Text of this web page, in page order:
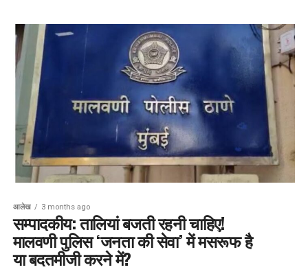
आलेख 3 months ago
सम्पादकीय: तालियां बजती रहनी चाहिए!
मालवणी पुलिस ‘जनता की सेवा’ में मसरूफ है
या बदतमीजी करने में?